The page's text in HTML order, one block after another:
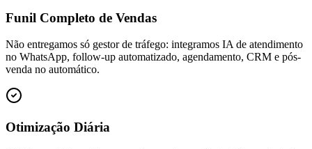
Funil Completo de Vendas
Não entregamos só gestor de tráfego: integramos IA de atendimento
no WhatsApp, follow-up automatizado, agendamento, CRM e pós-
venda no automático.
Otimização Diária